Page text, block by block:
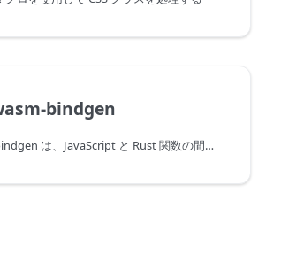
bindgen
wasm-bindgen は、JavaScript と Rust 関数の間に呼び出しブリッジを作成するためのライブラリおよびツールです。これは Rust と WebAssembly ワーキンググループ によって Rust で構築されました。